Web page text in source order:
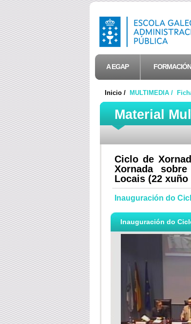
A EGAP FORMACIÓN
Inicio / MULTIMEDIA /
Material
Ciclo de
Xornada
Locais (22 xuño
Inauguración do
Inauguración do